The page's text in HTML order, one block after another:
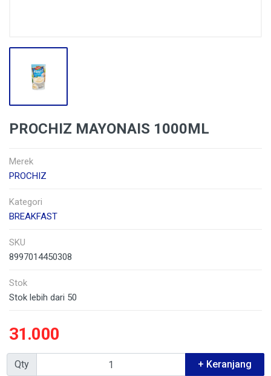
PROCHIZ MAYONAIS 1000ML
Merek
PROCHIZ
Kategori
BREAKFAST
SKU
8997014450308
Stok
Stok lebih dari 50
31.000
Qty + Keranjang